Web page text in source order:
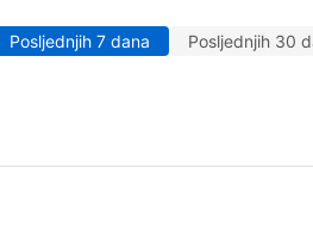
Posljednjih 7 dana Posljednjih 30